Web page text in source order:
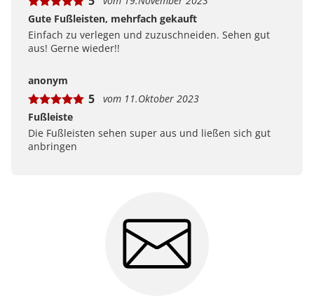
Gute Fußleisten, mehrfach gekauft
Einfach zu verlegen und zuzuschneiden. Sehen gut
aus! Gerne wieder!!
anonym
5
vom 11.Oktober 2023
Fußleiste
Die Fußleisten sehen super aus und ließen sich gut
anbringen